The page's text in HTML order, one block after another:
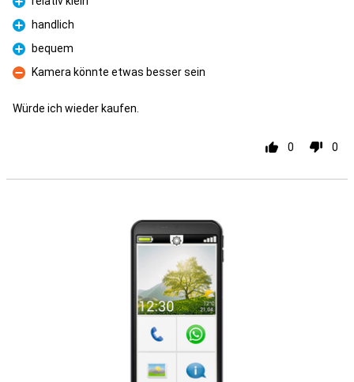
Prós
Prós
handlich
Prós
bequem
Contras
Kamera könnte etwas besser sein
Würde ich wieder kaufen.
0 0